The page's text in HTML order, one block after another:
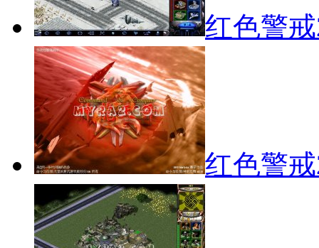
红色警
红色警